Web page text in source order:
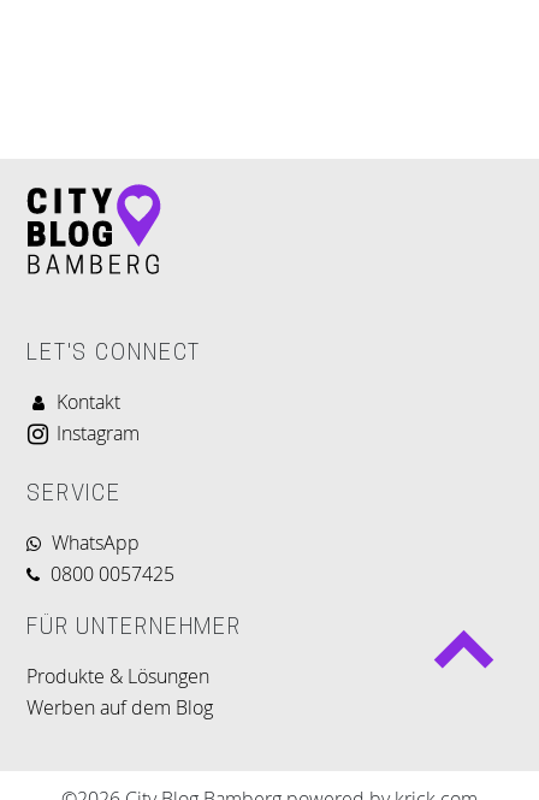
LET'S CONNECT
Kontakt
Instagram
SERVICE
WhatsApp
0800 0057425
FÜR UNTERNEHMER
Produkte & Lösungen
Werben auf dem Blog